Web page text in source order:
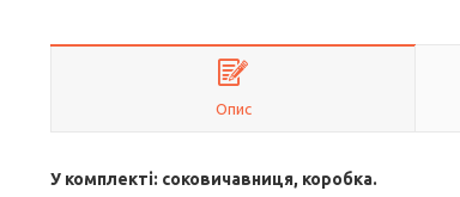
Опис
У комплекті: соковичавниця, коробка.